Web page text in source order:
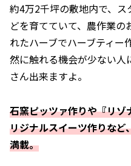
約4万2千坪の敷地内で、
どを育てていて、農作業
れたハーブでハーブティー
然に触れる機会が少ない人
さん出来ますよ。
石窯ピッツァ作りや『リ
リジナルスイーツ作りなど
満載。